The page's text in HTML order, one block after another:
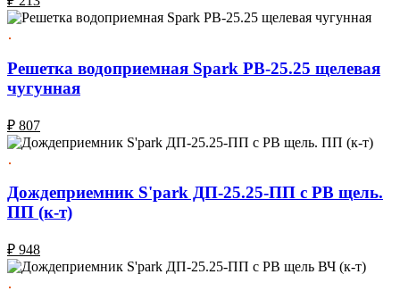
Решетка водоприемная Spark РВ-25.25 щелевая
чугунная
₽ 807
Дождеприемник S'park ДП-25.25-ПП с РВ щель.
ПП (к-т)
₽ 948